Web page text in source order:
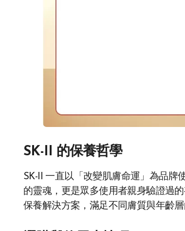
SK-II 的保養哲學
SK-II 一直以「改變肌膚命運」為品牌
的靈魂，更是眾多使用者親身驗證過
保養解決方案，滿足不同膚質與年齡層